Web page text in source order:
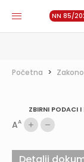
NN 85/
Početna >
ZBIRNI PODACI I
AA